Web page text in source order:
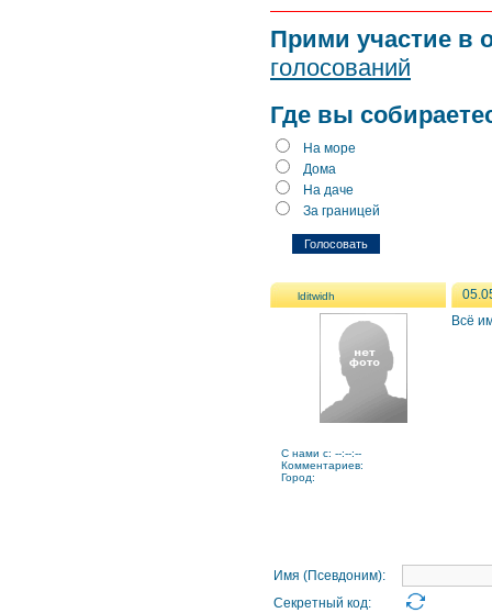
Прими участие в
голосований
Где вы
На море
Дома
На даче
За границей
lditwidh
C нами с: --:--:--
Комментариев:
Город:
Всё
Имя (Псевдоним):
Секретный код: